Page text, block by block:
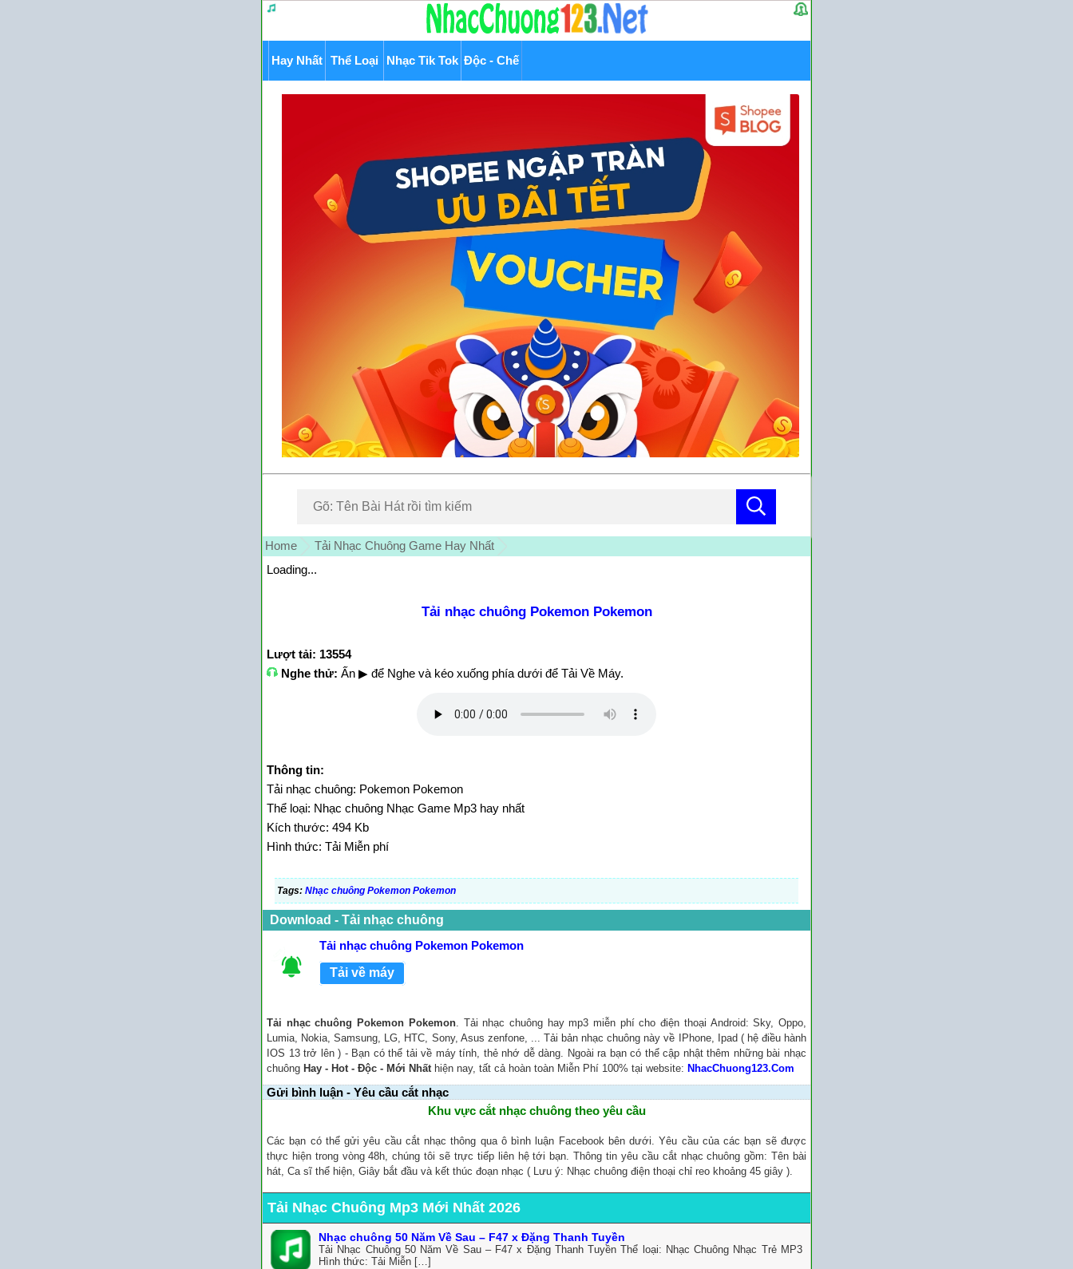
Hay Nhất Thể Loại Nhạc Tik Tok Độc - Chế
Home
Tải Nhạc Chuông Game Hay Nhất
Loading...
Tải nhạc chuông Pokemon Pokemon
Lượt tải: 13554
Nghe thử: Ấn ▶ để Nghe và kéo xuống phía dưới để Tải Về Máy.
Thông tin:
Tải nhạc chuông: Pokemon Pokemon
Thể loại: Nhạc chuông Nhạc Game Mp3 hay nhất
Kích thước: 494 Kb
Hình thức: Tải Miễn phí
Tags: Nhạc chuông Pokemon Pokemon
Download - Tải nhạc chuông
Tải nhạc chuông Pokemon Pokemon
Tải về máy
Tải nhạc chuông Pokemon Pokemon. Tải nhạc chuông hay mp3 miễn phí cho điện thoại Android: Sky, Oppo,
Lumia, Nokia, Samsung, LG, HTC, Sony, Asus zenfone, ... Tải bản nhạc chuông này về IPhone, Ipad ( hệ điều hành
IOS 13 trở lên ) - Bạn có thể tải về máy tính, thẻ nhớ dễ dàng. Ngoài ra bạn có thể cập nhật thêm những bài nhạc
chuông Hay - Hot - Độc - Mới Nhấthiện nay, tất cả hoàn toàn Miễn Phí 100% tại website: NhacChuong123.Com
Gửi bình luận - Yêu cầu cắt nhạc
Khu vực cắt nhạc chuông theo yêu cầu
Các bạn có thể gửi yêu cầu cắt nhạc thông qua ô bình luận Facebook bên dưới. Yêu cầu của các bạn sẽ được
thực hiện trong vòng 48h, chúng tôi sẽ trực tiếp liên hệ tới bạn. Thông tin yêu cầu cắt nhạc chuông gồm: Tên bài
hát, Ca sĩ thể hiện, Giây bắt đầu và kết thúc đoạn nhạc ( Lưu ý: Nhạc chuông điện thoại chỉ reo khoảng 45 giây ).
Tải Nhạc Chuông Mp3 Mới Nhất 2026
Nhạc chuông 50 Năm Về Sau – F47 x Đặng Thanh Tuyền
Tải Nhạc Chuông 50 Năm Về Sau – F47 x Đặng Thanh Tuyền Thể loại: Nhạc Chuông Nhạc Trẻ MP3
Hình thức: Tải Miễn […]